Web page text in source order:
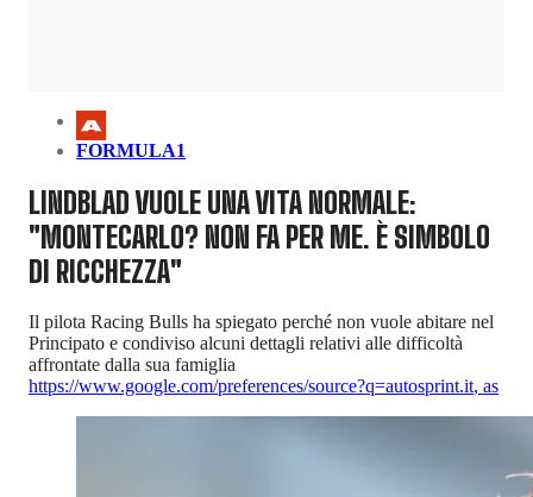
FORMULA1
LINDBLAD VUOLE UNA VITA NORMALE:
"MONTECARLO? NON FA PER ME. È SIMBOLO
DI RICCHEZZA"
Il pilota Racing Bulls ha spiegato perché non vuole abitare nel
Principato e condiviso alcuni dettagli relativi alle difficoltà
affrontate dalla sua famiglia
https://www.google.com/preferences/source?q=autosprint.it, as